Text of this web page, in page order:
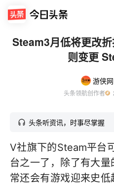
Steam3月低将更改
则变更
游侠网
头条领航创作者
头条听资讯，时事尽掌握
V社旗下的Steam平台
台之一了，除了有大
常还会有游戏迎来史